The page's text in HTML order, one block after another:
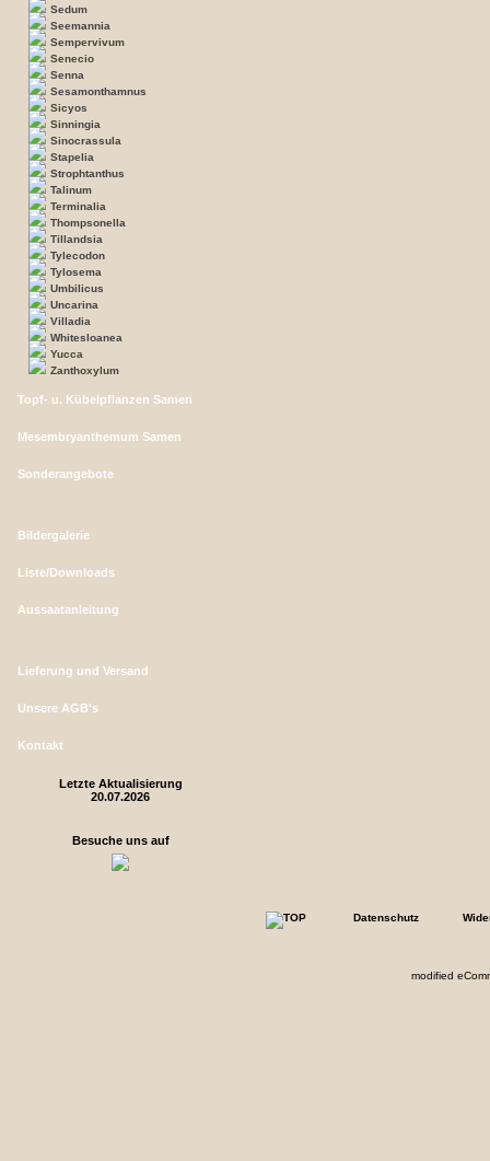
Sedum
Seemannia
Sempervivum
Senecio
Senna
Sesamonthamnus
Sicyos
Sinningia
Sinocrassula
Stapelia
Strophtanthus
Talinum
Terminalia
Thompsonella
Tillandsia
Tylecodon
Tylosema
Umbilicus
Uncarina
Villadia
Whitesloanea
Yucca
Zanthoxylum
Topf- u. Kübelpflanzen Samen
Mesembryanthemum Samen
Sonderangebote
Bildergalerie
Liste/Downloads
Aussaatanleitung
Lieferung und Versand
Unsere AGB's
Kontakt
Letzte Aktualisierung
20.07.2026
Besuche uns auf
Datenschutz
modified